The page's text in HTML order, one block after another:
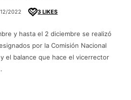
2022 3 LIKES
y hasta el 2 diciembre se realizó
por la Comisión Nacional
el balance que hace el vicerrector